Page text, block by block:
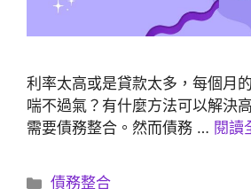
利率太高或是貸款太多，每個月
喘不過氣？有什麼方法可以解決
需要債務整合。然而債務 … 閱讀
分
債務整合